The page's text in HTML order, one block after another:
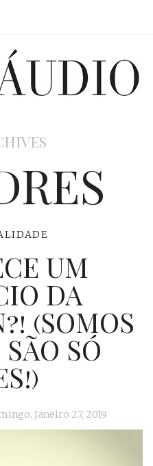
UM
DA
(SOMOS
SÓ
Janeiro 27, 2019